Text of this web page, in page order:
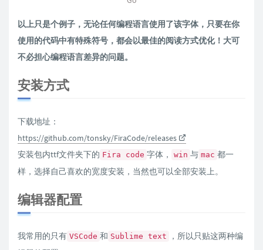
以上只是个例子，无论任何编程语言使用了该字体，只要在你
使用的代码中有特殊符号，都会以最佳的阅读方式优化！大可
不必担心编程语言差异的问题。
安装方式
下载地址：
https://github.com/tonsky/FiraCode/releases
安装包内ttf文件夹下的 Fira code 字体， win 与 mac 都一
样，选择自己喜欢的宽度安装，当然也可以全部安装上。
编辑器配置
我常用的只有 VSCode 和 Sublime text
，所以只贴这两种编